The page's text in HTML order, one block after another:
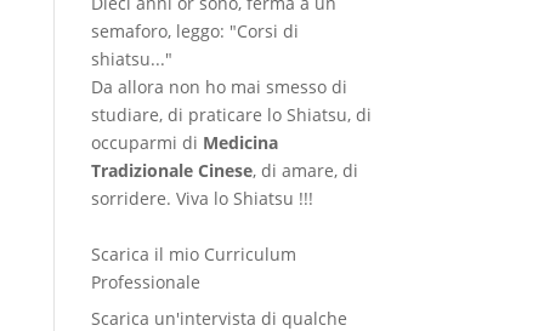
semaforo, leggo: "Corsi di
shiatsu..."
Da allora non ho mai smesso di
studiare, di praticare lo Shiatsu, di
occuparmi di Medicina
Tradizionale Cinese, di amare, di
sorridere. Viva lo Shiatsu !!!
Scarica il mio Curriculum
Professionale
Scarica un'intervista di qualche